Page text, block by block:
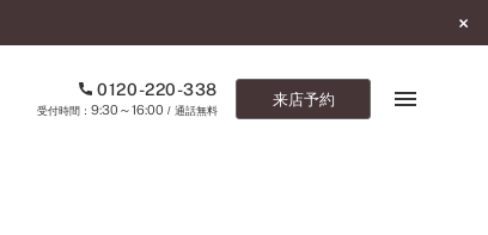
0120-220-338
9:30～16:00/ 通話無料
来店予約